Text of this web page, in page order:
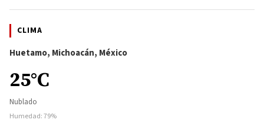
CLIMA
Huetamo, Michoacán, México
25°C
Nublado
Humedad: 79%